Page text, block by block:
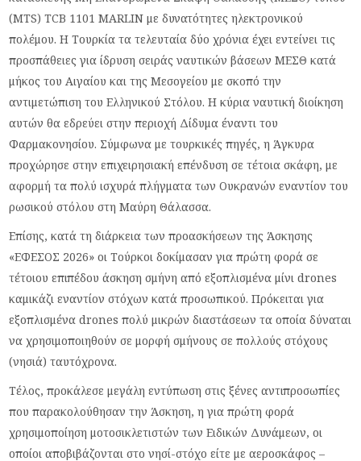
(MTS) TCB 1101 MARLIN με δυνατότητες ηλεκτρονικού
πολέμου. Η Τουρκία τα τελευταία δύο χρόνια έχει εντείνει τις
προσπάθειες για ίδρυση σειράς ναυτικών βάσεων ΜΕΣΘ κατά
μήκος του Αιγαίου και της Μεσογείου με σκοπό την
αντιμετώπιση του Ελληνικού Στόλου. Η κύρια ναυτική διοίκηση
αυτών θα εδρεύει στην περιοχή Δίδυμα έναντι του
Φαρμακονησίου. Σύμφωνα με τουρκικές πηγές, η Άγκυρα
προχώρησε στην επιχειρησιακή επένδυση σε τέτοια σκάφη, με
αφορμή τα πολύ ισχυρά πλήγματα των Ουκρανών εναντίον του
ρωσικού στόλου στη Μαύρη Θάλασσα.
Επίσης, κατά τη διάρκεια των προασκήσεων της Άσκησης
«ΕΦΕΣΟΣ 2026» οι Τούρκοι δοκίμασαν για πρώτη φορά σε
τέτοιου επιπέδου άσκηση σμήνη από εξοπλισμένα μίνι drones
καμικάζι εναντίον στόχων κατά προσωπικού. Πρόκειται για
εξοπλισμένα drones πολύ μικρών διαστάσεων τα οποία δύναται
να χρησιμοποιηθούν σε μορφή σμήνους σε πολλούς στόχους
(νησιά) ταυτόχρονα.
Τέλος, προκάλεσε μεγάλη εντύπωση στις ξένες αντιπροσωπίες
που παρακολούθησαν την Άσκηση, η για πρώτη φορά
χρησιμοποίηση μοτοσικλετιστών των Ειδικών Δυνάμεων, οι
οποίοι αποβιβάζονται στο νησί-στόχο είτε με αεροσκάφος –